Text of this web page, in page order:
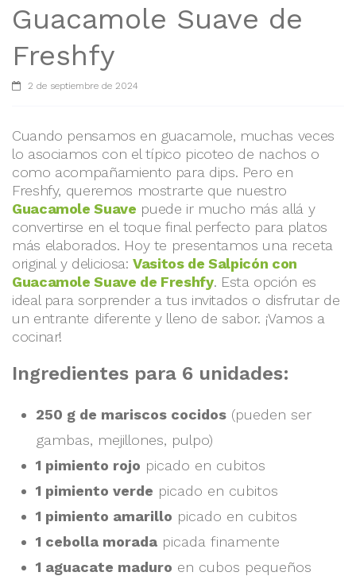
Guacamole Suave de
Freshfy
2 de septiembre de 2024
Cuando pensamos en guacamole, muchas veces
lo asociamos con el típico picoteo de nachos o
como acompañamiento para dips. Pero en
Freshfy, queremos mostrarte que nuestro
Guacamole Suave puede ir mucho más allá y
convertirse en el toque final perfecto para platos
más elaborados. Hoy te presentamos una receta
original y deliciosa:Vasitos de Salpicón con
Guacamole Suave de Freshfy. Esta opción es
ideal para sorprender a tus invitados o disfrutar de
un entrante diferente y lleno de sabor. ¡Vamos a
cocinar!
Ingredientes para 6 unidades:
250 g de mariscos cocidos (pueden ser
gambas, mejillones, pulpo)
1 pimiento rojo picado en cubitos
1 pimiento verde picado en cubitos
1 pimiento amarillo picado en cubitos
1 cebolla morada picada finamente
1 aguacate maduro en cubos pequeños